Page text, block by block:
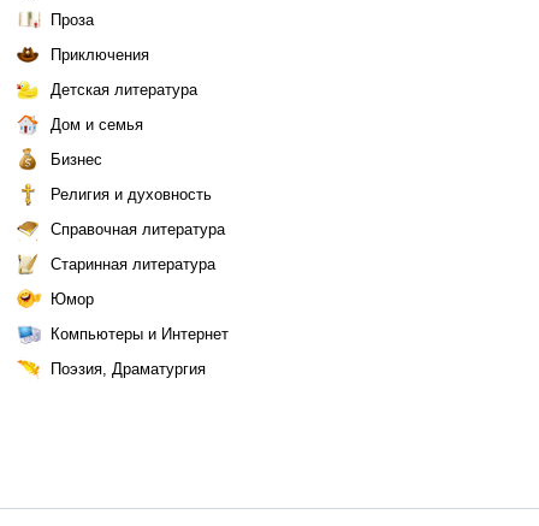
Проза
Приключения
Детская литература
Дом и семья
Бизнес
Религия и духовность
Справочная литература
Старинная литература
Юмор
Компьютеры и Интернет
Поэзия, Драматургия